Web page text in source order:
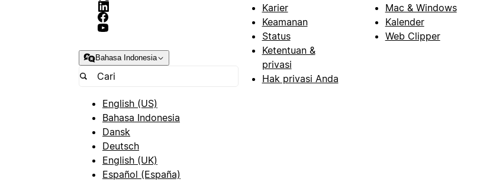
Bahasa Indonesia
English (US)
Bahasa Indonesia
Dansk
Deutsch
English (UK)
Español (España)
Karier
Keamanan
Status
Ketentuan &
privasi
Hak privasi Anda
Mac & Windows
Kalender
Web Clipper